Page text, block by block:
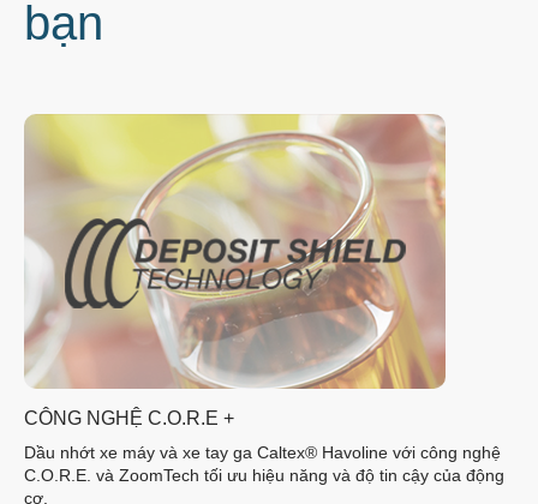
bạn
CÔNG NGHỆ C.O.R.E +
Dầu nhớt xe máy và xe tay ga Caltex® Havoline với công nghệ
C.O.R.E. và ZoomTech tối ưu hiệu năng và độ tin cậy của động
cơ.